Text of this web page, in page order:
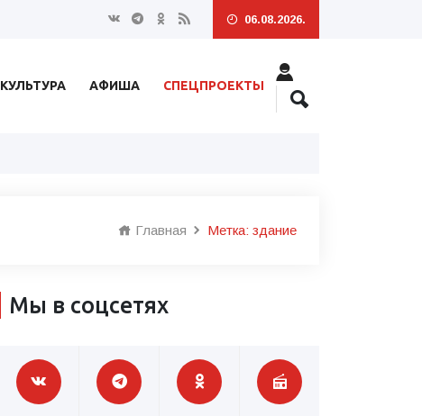
06.08.2026.
КУЛЬТУРА АФИША СПЕЦПРОЕКТЫ
Главная Метка: здание
Мы в соцсетях